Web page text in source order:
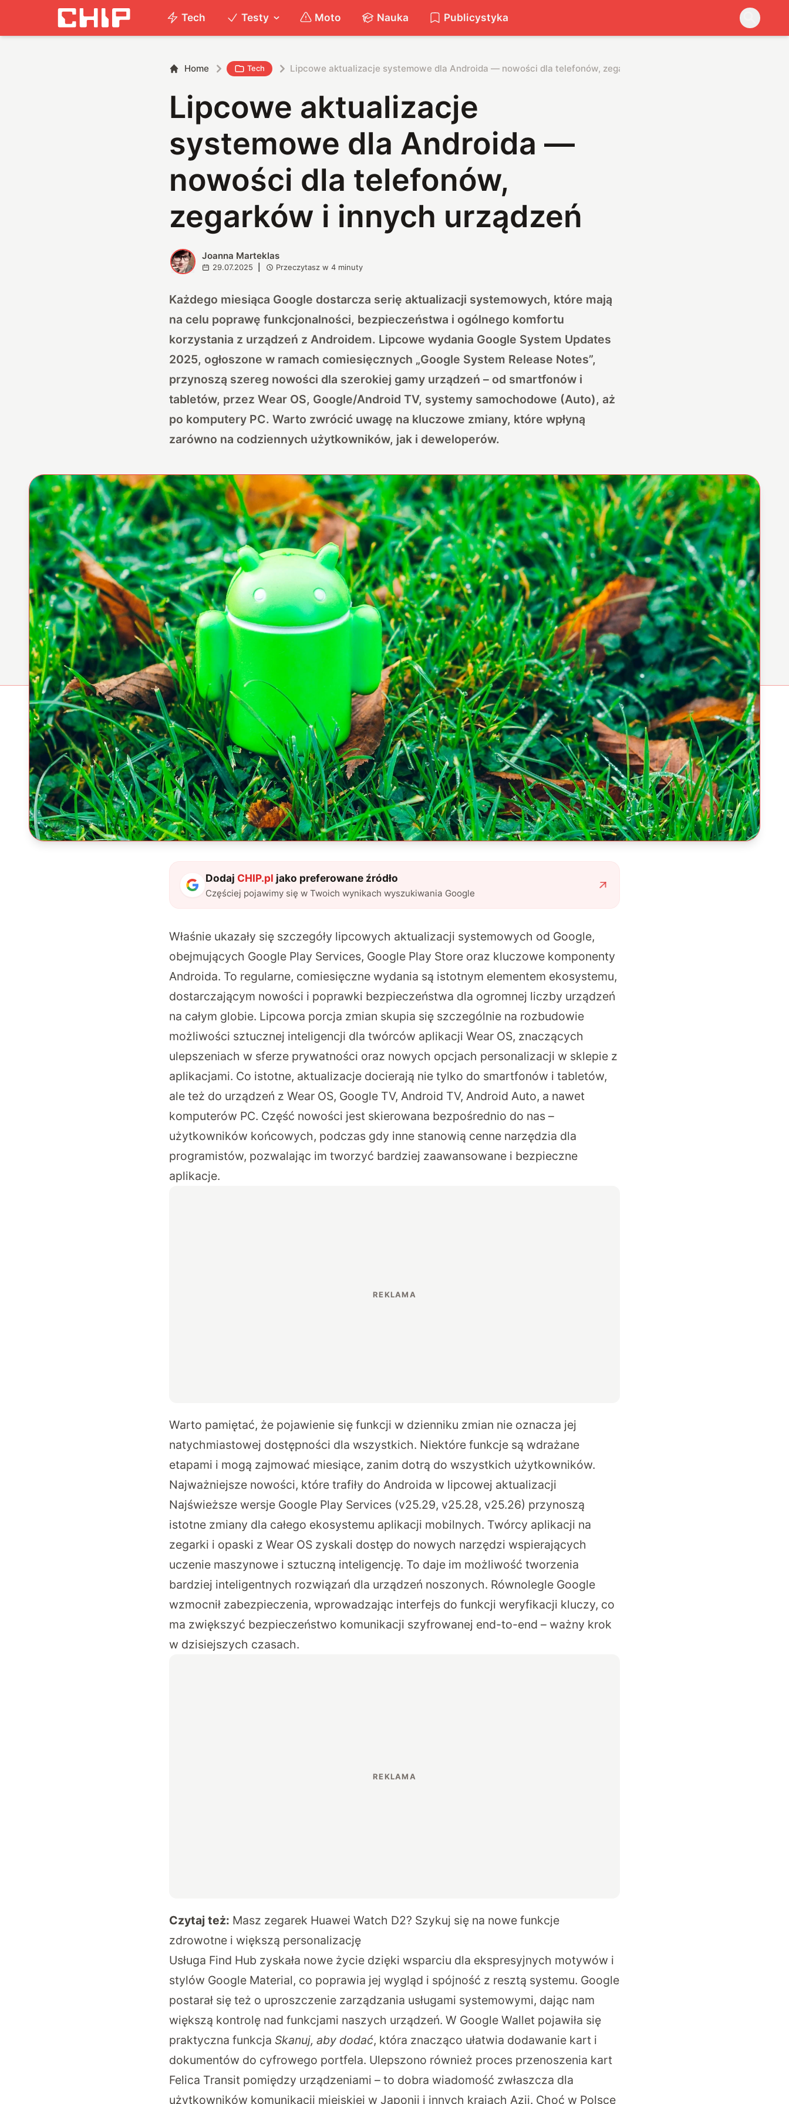
Tech Testy Moto Nauka Publicystyka
Home Tech Lipcowe aktualizacje systemowe dla Androida — nowości dla telefonów, zegarków i innych urządzeń
Lipcowe aktualizacje
systemowe dla Androida —
nowości dla telefonów,
zegarków i innych urządzeń
J Joanna Marteklas
29.07.2025 Przeczytasz w4 minuty
Każdego miesiąca Google dostarcza serię aktualizacji systemowych, które mają
na celu poprawę funkcjonalności, bezpieczeństwa i ogólnego komfortu
korzystania z urządzeń z Androidem. Lipcowe wydania Google System Updates
2025, ogłoszone w ramach comiesięcznych „Google System Release Notes”,
przynoszą szereg nowości dla szerokiej gamy urządzeń – od smartfonów i
tabletów, przez Wear OS, Google/Android TV, systemy samochodowe (Auto), aż
po komputery PC. Warto zwrócić uwagę na kluczowe zmiany, które wpłyną
zarówno na codziennych użytkowników, jak i deweloperów.
Dodaj CHIP.pl jako preferowane źródło
Częściej pojawimy się w Twoich wynikach wyszukiwania Google
Właśnie ukazały się szczegóły lipcowych aktualizacji systemowych od Google,
obejmujących Google Play Services, Google Play Store oraz kluczowe komponenty
Androida. To regularne, comiesięczne wydania są istotnym elementem ekosystemu,
dostarczającym nowości i poprawki bezpieczeństwa dla ogromnej liczby urządzeń
na całym globie. Lipcowa porcja zmian skupia się szczególnie na rozbudowie
możliwości sztucznej inteligencji dla twórców aplikacji Wear OS, znaczących
ulepszeniach w sferze prywatności oraz nowych opcjach personalizacji w sklepie z
aplikacjami. Co istotne, aktualizacje docierają nie tylko do smartfonów i tabletów,
ale też do urządzeń z Wear OS, Google TV, Android TV, Android Auto, a nawet
komputerów PC. Część nowości jest skierowana bezpośrednio do nas –
użytkowników końcowych, podczas gdy inne stanowią cenne narzędzia dla
programistów, pozwalając im tworzyć bardziej zaawansowane i bezpieczne
aplikacje.
Warto pamiętać, że pojawienie się funkcji w dzienniku zmian nie oznacza jej
natychmiastowej dostępności dla wszystkich. Niektóre funkcje są wdrażane
etapami i mogą zajmować miesiące, zanim dotrą do wszystkich użytkowników.
Najważniejsze nowości, które trafiły do Androida w lipcowej aktualizacji
Najświeższe wersje Google Play Services (v25.29, v25.28, v25.26) przynoszą
istotne zmiany dla całego ekosystemu aplikacji mobilnych. Twórcy aplikacji na
zegarki i opaski z Wear OS zyskali dostęp do nowych narzędzi wspierających
uczenie maszynowe i sztuczną inteligencję. To daje im możliwość tworzenia
bardziej inteligentnych rozwiązań dla urządzeń noszonych. Równolegle Google
wzmocnił zabezpieczenia, wprowadzając interfejs do funkcji weryfikacji kluczy, co
ma zwiększyć bezpieczeństwo komunikacji szyfrowanej end-to-end – ważny krok
w dzisiejszych czasach.
Czytaj też: Masz zegarek Huawei Watch D2? Szykuj się na nowe funkcje
zdrowotne i większą personalizację
Usługa Find Hub zyskała nowe życie dzięki wsparciu dla ekspresyjnych motywów i
stylów Google Material, co poprawia jej wygląd i spójność z resztą systemu. Google
postarał się też o uproszczenie zarządzania usługami systemowymi, dając nam
większą kontrolę nad funkcjami naszych urządzeń. W Google Wallet pojawiła się
praktyczna funkcja Skanuj, aby dodać, która znacząco ułatwia dodawanie kart i
dokumentów do cyfrowego portfela. Ulepszono również proces przenoszenia kart
Felica Transit pomiędzy urządzeniami – to dobra wiadomość zwłaszcza dla
użytkowników komunikacji miejskiej w Japonii i innych krajach Azji. Choć w Polsce